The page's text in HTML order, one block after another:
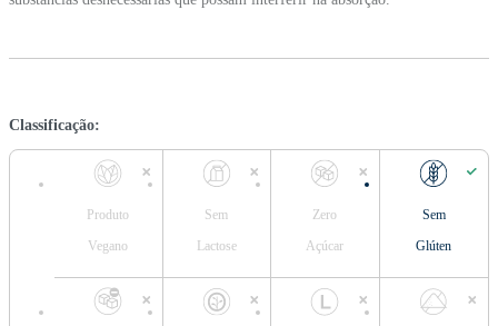
Classificação:
Produto
Vegano
Sem
Lactose
Zero
Açúcar
Sem
Glúten